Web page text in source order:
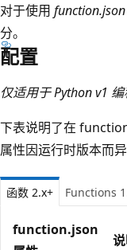
对于使用 function.json
分。
配置
仅适用于 Python v1
下表说明了在
属性因运行时版本而异
函数 2.x+ Functions
function.json